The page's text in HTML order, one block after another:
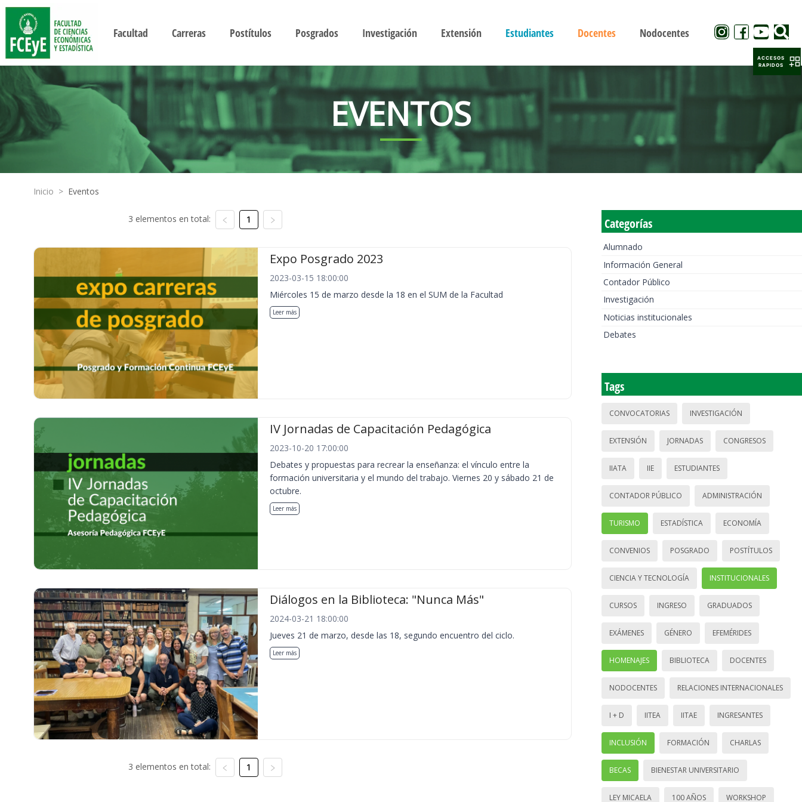
Facultad Carreras Postítulos Posgrados Investigación Extensión Estudiantes Docentes Nodocentes
EVENTOS
Inicio > Eventos
3 elementos en total: 1
Expo Posgrado 2023
2023-03-15 18:00:00
Miércoles 15 de marzo desde la 18 en el SUM de la Facultad
Leer más
IV Jornadas de Capacitación Pedagógica
2023-10-20 17:00:00
Debates y propuestas para recrear la enseñanza: el vínculo entre la
formación universitaria y el mundo del trabajo. Viernes 20 y sábado 21 de
octubre.
Leer más
Diálogos en la Biblioteca: "Nunca Más"
2024-03-21 18:00:00
Jueves 21 de marzo, desde las 18, segundo encuentro del ciclo.
Leer más
3 elementos en total: 1
Categorías
Alumnado
Información General
Contador Público
Investigación
Noticias institucionales
Debates
Tags
CONVOCATORIAS INVESTIGACIÓN
EXTENSIÓN JORNADAS CONGRESOS
IIATA IIE ESTUDIANTES
CONTADOR PÚBLICO ADMINISTRACIÓN
TURISMO ESTADÍSTICA ECONOMÍA
CONVENIOS POSGRADO POSTÍTULOS
CIENCIA Y TECNOLOGÍA INSTITUCIONALES
CURSOS INGRESO GRADUADOS
EXÁMENES GÉNERO EFEMÉRIDES
HOMENAJES BIBLIOTECA DOCENTES
NODOCENTES RELACIONES INTERNACIONALES
I + D IITEA IITAE INGRESANTES
INCLUSIÓN FORMACIÓN CHARLAS
BECAS BIENESTAR UNIVERSITARIO
LEY MICAELA 100 AÑOS WORKSHOP
ACCESOS
RAPIDOS